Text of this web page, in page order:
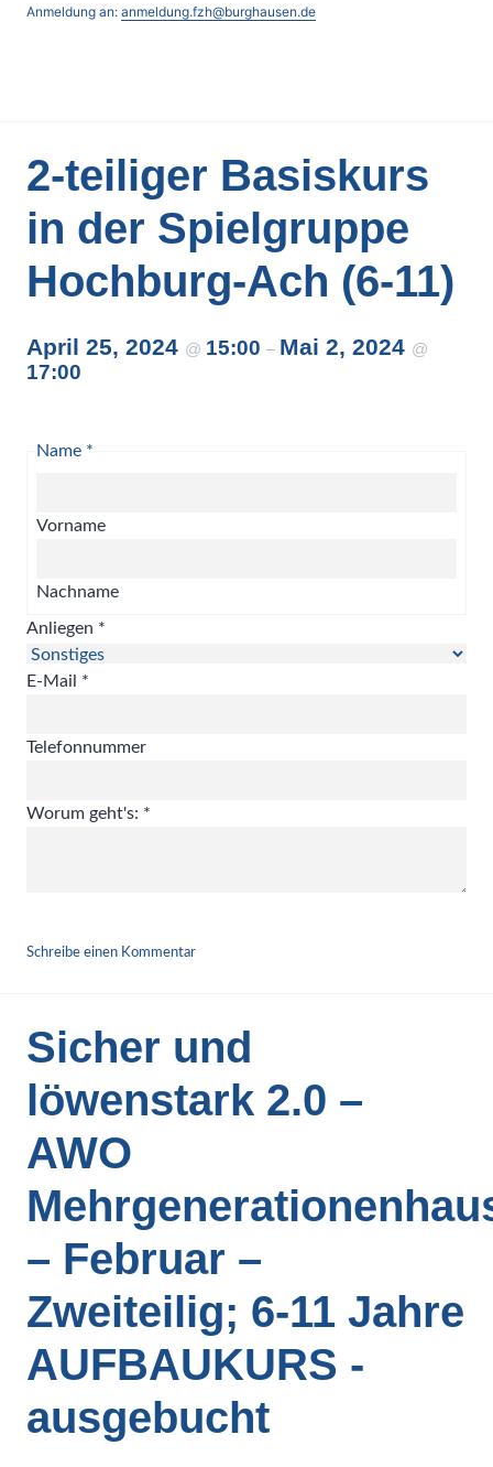
Anmeldung an: anmeldung.fzh@burghausen.de
2-teiliger Basiskurs
in der Spielgruppe
Hochburg-Ach (6-11)
April 25, 2024 @ 15:00 – Mai 2, 2024 @
17:00
Name *
Vorname
Nachname
Anliegen *
E-Mail *
Telefonnummer
Worum geht's: *
Schreibe einen Kommentar
Sicher und
löwenstark 2.0 –
AWO
– Februar –
Zweiteilig; 6-11 Jahre
AUFBAUKURS -
ausgebucht